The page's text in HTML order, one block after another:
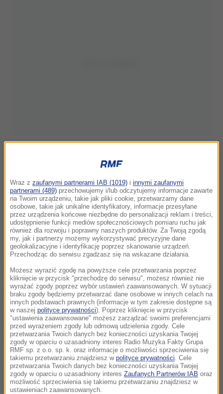
Według ustaleń niemieckiej policji 55-latek kilka razy
odwiedzał dworzec autobusowy w Dortmundzie.
Wypatrywał tam rodaków wracających do kraju po
zakończeniu pracy w Niemczech. Zagadywał, udawał
że znalazł plik banknotów, po czym nagle wszczynał
alarm, że ktoś mu te pieniądze ukradł.
W tym czasie, korzystając z nieuwagi ofiar, jego
Wraz z zaufanymi partnerami IAB (1019) i innymi zaufanymi
partnerami (489) przechowujemy i/lub odczytujemy informacje zawarte
na Twoim urządzeniu, takie jak pliki cookie, przetwarzamy dane
osobowe, takie jak unikalne identyfikatory, informacje przesyłane
przez urządzenia końcowe niezbędne do personalizacji reklam i treści,
udostępnienie funkcji mediów społecznościowych pomiaru ruchu jak
również dla rozwoju i poprawny naszych produktów. Za Twoją zgodą
my, jak i partnerzy możemy wykorzystywać precyzyjne dane
geolokalizacyjne i identyfikację poprzez skanowanie urządzeń.
Przechodząc do serwisu zgadzasz się na wskazane działania.
Możesz wyrazić zgodę na powyższe cele przetwarzania poprzez
kliknięcie w przycisk "przechodzę do serwisu", możesz również nie
wyrażać zgody poprzez wybór ustawień zaawansowanych. W sytuacji
braku zgody będziemy przetwarzać dane osobowe w innych celach na
innych podstawach prawnych (informacje w tym zakresie dostępne są
w naszej polityce prywatności). Poprzez kliknięcie w przycisk
"ustawienia zaawansowane" możesz zarządzać swoimi preferencjami
przed wyrażeniem zgody lub odmową udzielenia zgody. Cele
przetwarzania Twoich danych bez konieczności uzyskania Twojej
zgody w oparciu o uzasadniony interes Radio Muzyka Fakty Grupa
RMF sp. z o.o. sp. k. oraz informacje o możliwości sprzeciwienia się
takiemu przetwarzaniu znajdziesz w polityce prywatności. Cele
przetwarzania Twoich danych bez konieczności uzyskania Twojej
zgody w oparciu o uzasadniony interes Zaufanych Partnerów IAB oraz
możliwość sprzeciwienia się takiemu przetwarzaniu znajdziesz w
ustawieniach zaawansowanych.